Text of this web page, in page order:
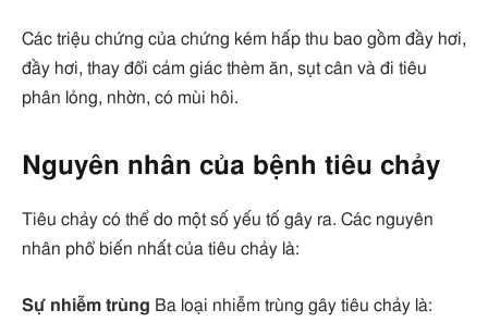
Các triệu chứng của chứng kém hấp thu bao gồm đầy hơi,
đầy hơi, thay đổi cảm giác thèm ăn, sụt cân và đi tiêu
phân lỏng, nhờn, có mùi hôi.
Nguyên nhân của bệnh tiêu chảy
Tiêu chảy có thể do một số yếu tố gây ra. Các nguyên
nhân phổ biến nhất của tiêu chảy là:
Sự nhiễm trùng Ba loại nhiễm trùng gây tiêu chảy là: